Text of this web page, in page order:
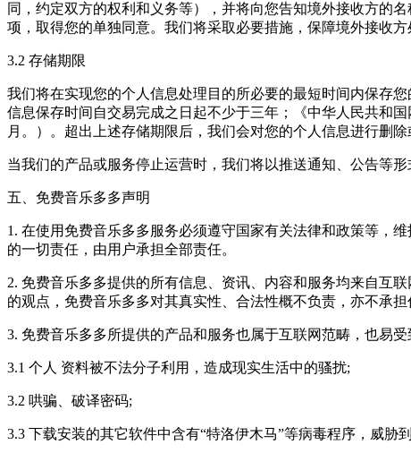
同，约定双方的权利和义务等），并将向您告知境外接收方的
项，取得您的单独同意。我们将采取必要措施，保障境外接收
3.2 存储期限
我们将在实现您的个人信息处理目的所必要的最短时间内保存
信息保存时间自交易完成之日起不少于三年；《中华人民共和
月。）。超出上述存储期限后，我们会对您的个人信息进行删除
当我们的产品或服务停止运营时，我们将以推送通知、公告等
五、免费音乐多多声明
1. 在使用免费音乐多多服务必须遵守国家有关法律和政策等，
的一切责任，由用户承担全部责任。
2. 免费音乐多多提供的所有信息、资讯、内容和服务均来自互
的观点，免费音乐多多对其真实性、合法性概不负责，亦不承担
3. 免费音乐多多所提供的产品和服务也属于互联网范畴，也易
3.1 个人 资料被不法分子利用，造成现实生活中的骚扰;
3.2 哄骗、破译密码;
3.3 下载安装的其它软件中含有“特洛伊木马”等病毒程序，威胁